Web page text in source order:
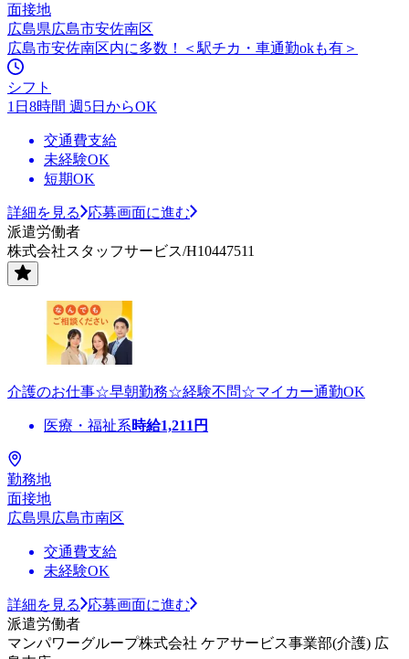
面接地
広島県広島市安佐南区
広島市安佐南区内に多数！＜駅チカ・車通勤okも有＞
シフト
1日8時間 週5日からOK
交通費支給
未経験OK
短期OK
詳細を見る
応募画面に進む
派遣労働者
株式会社スタッフサービス/H10447511
介護のお仕事☆早朝勤務☆経験不問☆マイカー通勤OK
医療・福祉系時給1,211 円
勤務地
面接地
広島県広島市南区
交通費支給
未経験OK
詳細を見る
応募画面に進む
派遣労働者
マンパワーグループ株式会社 ケアサービス事業部(介護) 広